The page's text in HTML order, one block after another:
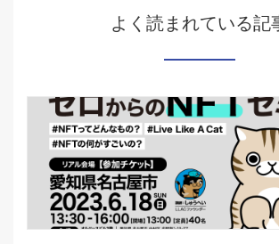
よく読まれている記